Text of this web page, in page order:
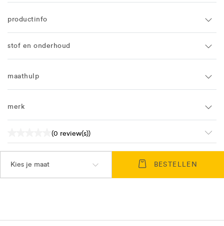
productinfo
stof en onderhoud
maathulp
merk
(0 review(s))
Kies je maat BESTELLEN